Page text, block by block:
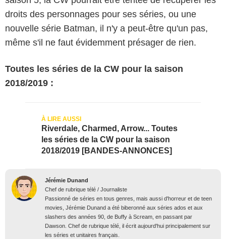
droits des personnages pour ses séries, ou une
nouvelle série Batman, il n'y a peut-être qu'un pas,
même s'il ne faut évidemment présager de rien.
Toutes les séries de la CW pour la saison
2018/2019 :
Riverdale, Charmed, Arrow... Toutes
les séries de la CW pour la saison
2018/2019 [BANDES-ANNONCES]
Jérémie Dunand
Chef de rubrique télé / Journaliste
Passionné de séries en tous genres, mais aussi d'horreur et de teen
movies, Jérémie Dunand a été biberonné aux séries ados et aux
slashers des années 90, de Buffy à Scream, en passant par
Dawson. Chef de rubrique télé, il écrit aujourd'hui principalement sur
les séries et unitaires français.